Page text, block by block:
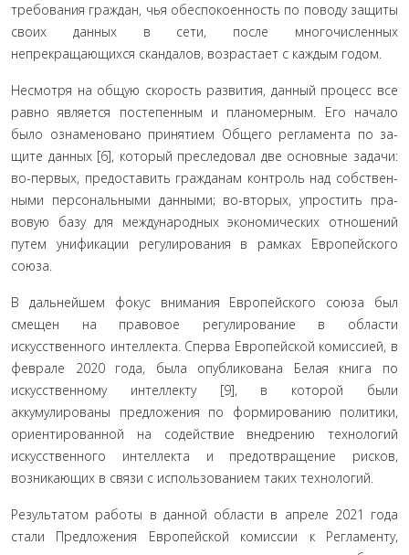
требования граждан, чья обеспокоенность по поводу защиты
своих данных в сети, после многочис­ленных
непрекращающихся скандалов, возрастает с каж­дым годом.
Несмотря на общую скорость развития, данный процесс все
равно является постепенным и планомерным. Его начало
было ознаменовано принятием Общего регламента по за­
щите данных [6], который преследовал две основные задачи:
во-первых, предоставить гражданам контроль над собствен­
ными персональными данными; во-вторых, упростить пра­
вовую базу для международных экономических отношений
путем унификации регулирования в рамках Европейского
союза.
В дальнейшем фокус внимания Европейского союза был
смещен на правовое регулирование в области
искусственного интеллекта. Сперва Европейской комиссией, в
феврале 2020 года, была опубликована Белая книга по
искусственному ин­теллекту [9], в которой были
аккумулированы предложения по формированию политики,
ориентированной на содей­ствие внедрению технологий
искусственного интеллекта и предотвращение рисков,
возникающих в связи с использова­нием таких технологий.
Результатом работы в данной области в апреле 2021 года
стали Предложения Европейской комиссии к Регла­менту,